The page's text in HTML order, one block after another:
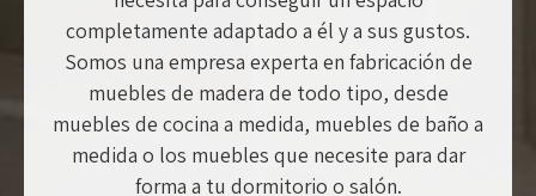
completamente adaptado a él y a sus gustos.
Somos una empresa experta en fabricación de
muebles de madera de todo tipo, desde
muebles de cocina a medida, muebles de baño a
medida o los muebles que necesite para dar
forma a tu dormitorio o salón.